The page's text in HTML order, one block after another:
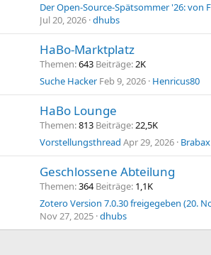
Jul 20, 2026 dhubs
HaBo-Marktplatz
Themen 643 Beiträge 2K
Suche Hacker Feb 9, 2026 Henricus80
HaBo Lounge
Themen 813 Beiträge 22,5K
Vorstellungsthread Apr 29, 2026 Brabax
Geschlossene Abteilung
Themen 364 Beiträge 1,1K
Nov 27, 2025 dhubs